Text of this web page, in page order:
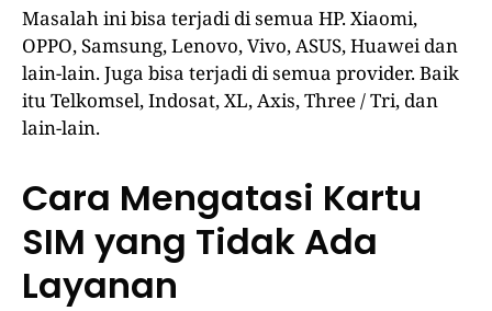
Masalah ini bisa terjadi di semua HP. Xiaomi,
OPPO, Samsung, Lenovo, Vivo, ASUS, Huawei dan
lain-lain. Juga bisa terjadi di semua provider. Baik
itu Telkomsel, Indosat, XL, Axis, Three / Tri, dan
lain-lain.
Cara Mengatasi Kartu
SIM yang Tidak Ada
Layanan